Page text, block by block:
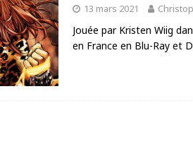
13 mars 2021
Jouée par Kristen Wiig
en France en Blu-Ray et